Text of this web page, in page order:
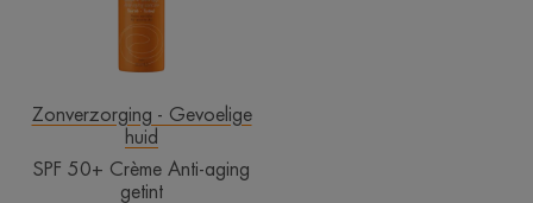
getint
Zonverzorging - Gevoelige
huid
SPF 50+ Crème Anti-aging
getint